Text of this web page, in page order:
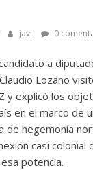
javi 0
a
Lozano
y explicó los
en el marco de
de hegemonía
casi colonial
potencia.